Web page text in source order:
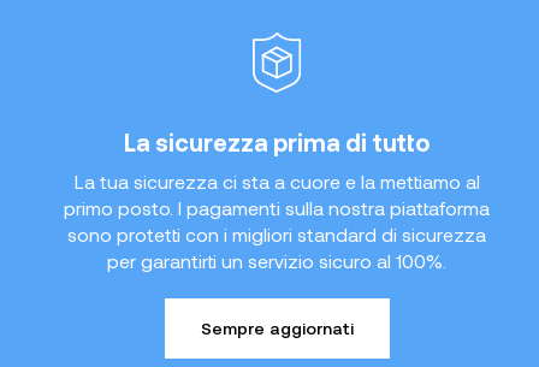
La sicurezza prima di tutto
La tua sicurezza ci sta a cuore e la mettiamo al
primo posto. I pagamenti sulla nostra piattaforma
sono protetti con i migliori standard di sicurezza
per garantirti un servizio sicuro al 100%.
Sempre aggiornati